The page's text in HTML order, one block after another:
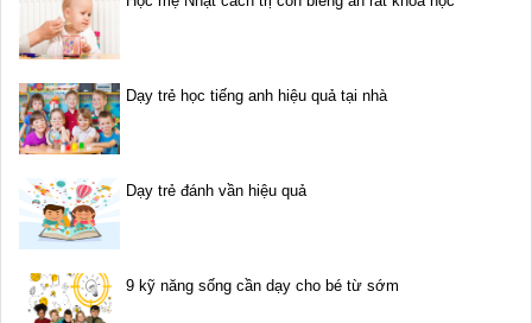
Dạy trẻ học tiếng anh hiệu quả tại nhà
Dạy trẻ đánh vần hiệu quả
9 kỹ năng sống cần dạy cho bé từ sớm